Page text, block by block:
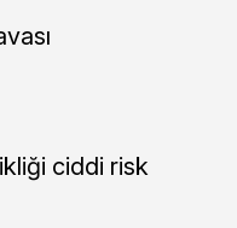
ciddi risk